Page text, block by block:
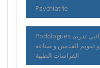
Psychiatrie
Podologues اخصائيي تدريم
و تقويم القدمين و صناعة
الفراشات الطبية